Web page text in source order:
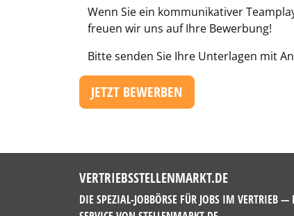
Wenn Sie ein kommunikativer
freuen wir uns auf Ihre Bewerbung!
Bitte senden Sie Ihre Unterlagen mit
JETZT BEWERBEN
VERTRIEBSSTELLENMARKT.DE
DIE SPEZIAL-JOBBÖRSE FÜR JOBS IM VERTRIEB —